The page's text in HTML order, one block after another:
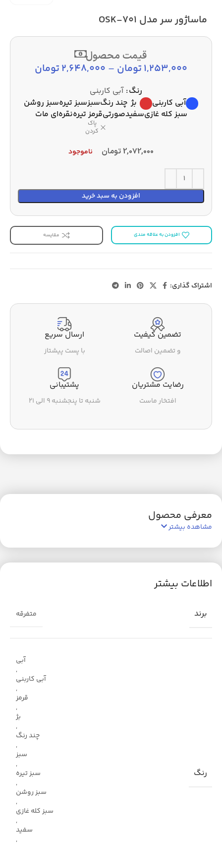
ماساژور سر مدل OSK-701
قیمت محصول
1,253,000تومان –
2,648,000تومان
رنگ آبی کاربنی
آبی کاربنی
بژ چند رنگسبزسبز تیرهسبز روشن
سبز کله غازیسفیدصورتیقرمز تیرهنقره‌ای مات
پاک
کردن
2,072,000تومان ناموجود
افزودن به سبد خرید
افزودن به علاقه مندی مقایسه
اشتراک گذاری:
تضمین کیفیت
و تضمین اصالت
ارسال سریع
با پست پیشتاز
رضایت مشتریان
افتخار ماست
پشتیبانی
شنبه تا پنجشنبه ۹ الی ۲۱
معرفی محصول
مشاهده بیشتر
اطلاعات بیشتر
برند متفرقه
رنگ
آبی
,
آبی کاربنی
,
قرمز
,
بژ
,
چند رنگ
,
سبز
,
سبز تیره
,
سبز روشن
,
سبز کله غازی
,
سفید
,